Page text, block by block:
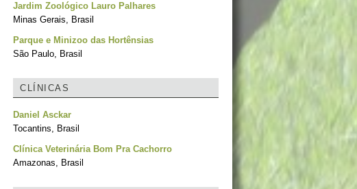
Jardim Zoológico Lauro Palhares
Minas Gerais, Brasil
Parque e Minizoo das Hortênsias
São Paulo, Brasil
CLÍNICAS
Daniel Asckar
Tocantins, Brasil
Clínica Veterinária Bom Pra Cachorro
Amazonas, Brasil